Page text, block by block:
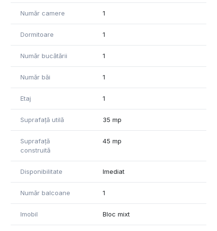
Număr camere 1
Dormitoare 1
Număr bucătării 1
Număr băi 1
Etaj 1
Suprafață utilă 35 mp
Suprafață
construită
45 mp
Disponibilitate Imediat
Număr balcoane 1
Imobil Bloc mixt